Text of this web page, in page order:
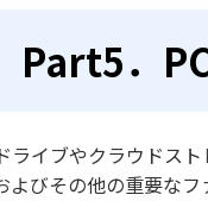
Part5．
ライブやクラウドス
よびその他の重要なフ